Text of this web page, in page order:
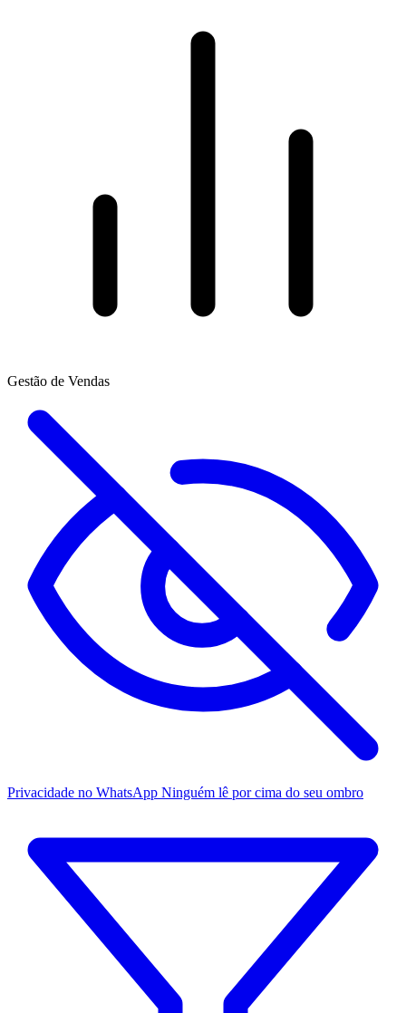
Gestão de Vendas
Privacidade no WhatsApp Ninguém lê por cima do seu ombro